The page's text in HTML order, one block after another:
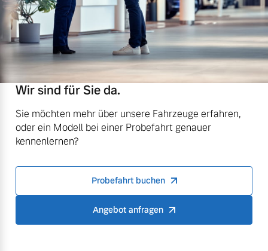
Wir sind für Sie da.
Sie möchten mehr über unsere Fahrzeuge erfahren,
oder ein Modell bei einer Probefahrt genauer
kennenlernen?
Probefahrt buchen
Angebot anfragen